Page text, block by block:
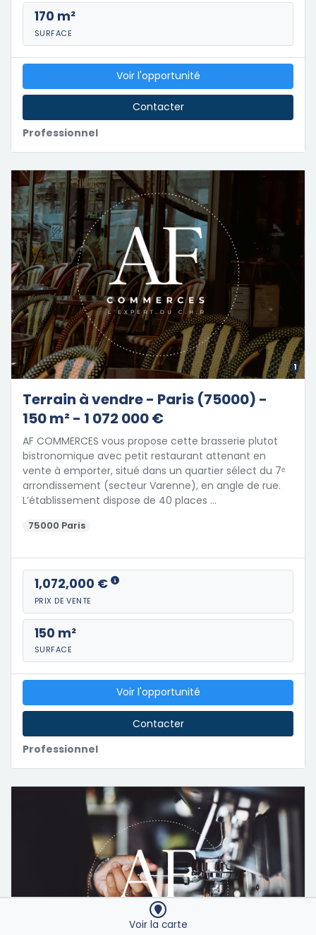
170 m²
SURFACE
Professionnel
Voir l'opportunité
Contacter
1
Terrain à vendre - Paris (75000) -
150 m² - 1 072 000 €
AF COMMERCES vous propose cette brasserie plutot
bistronomique avec petit restaurant attenant en
vente à emporter, situé dans un quartier sélect du 7ᵉ
arrondissement (secteur Varenne), en angle de rue.
L’établissement dispose de 40 places …
75000 Paris
1,072,000 €
PRIX DE VENTE
150 m²
SURFACE
Professionnel
Voir l'opportunité
Contacter
Voir la carte